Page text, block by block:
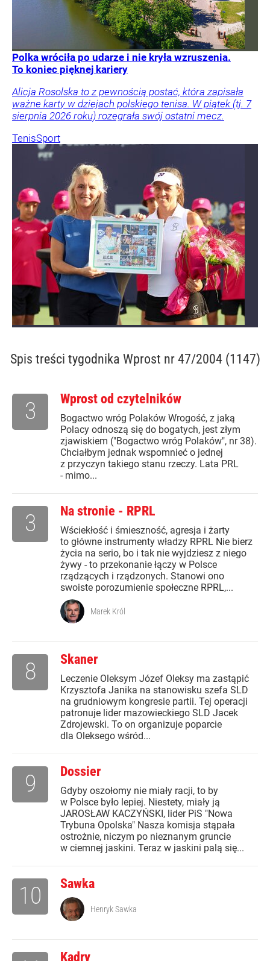
Polka wróciła po udarze i nie kryła wzruszenia.
To koniec pięknej kariery
Alicja Rosolska to z pewnością postać, która zapisała
ważne karty w dziejach polskiego tenisa. W piątek (tj. 7
sierpnia 2026 roku) rozegrała swój ostatni mecz.
TenisSport
Spis treści tygodnika Wprost nr 47/2004 (1147)
Wprost od czytelników
Bogactwo wróg Polaków Wrogość, z jaką
Polacy odnoszą się do bogatych, jest złym
zjawiskiem ("Bogactwo wróg Polaków", nr 38).
Chciałbym jednak wspomnieć o jednej
z przyczyn takiego stanu rzeczy. Lata PRL
- mimo...
3
Na stronie - RPRL
Wściekłość i śmieszność, agresja i żarty
to główne instrumenty władzy RPRL Nie bierz
życia na serio, bo i tak nie wyjdziesz z niego
żywy - to przekonanie łączy w Polsce
rządzących i rządzonych. Stanowi ono
swoiste porozumienie społeczne RPRL,...
3
Marek Król
Skaner
Leczenie Oleksym Józef Oleksy ma zastąpić
Krzysztofa Janika na stanowisku szefa SLD
na grudniowym kongresie partii. Tej operacji
patronuje lider mazowieckiego SLD Jacek
Zdrojewski. To on organizuje poparcie
dla Oleksego wśród...
8
Dossier
Gdyby oszołomy nie miały racji, to by
w Polsce było lepiej. Niestety, miały ją
JAROSŁAW KACZYŃSKI, lider PiS "Nowa
Trybuna Opolska" Nasza komisja stąpała
ostrożnie, niczym po nieznanym gruncie
w ciemnej jaskini. Teraz w jaskini palą się...
9
Sawka
10 Henryk Sawka
Kadry